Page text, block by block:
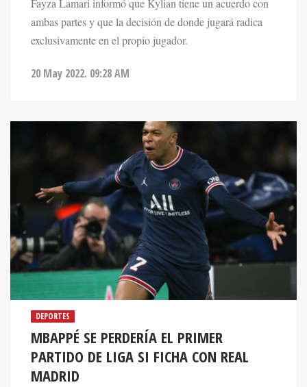
Fayza Lamari informó que Kylian tiene un acuerdo con
ambas partes y que la decisión de donde jugará radica
exclusivamente en el propio jugador.
20 May 2022. 09:28 AM
DEPORTES
MBAPPÉ SE PERDERÍA EL PRIMER
PARTIDO DE LIGA SI FICHA CON REAL
MADRID